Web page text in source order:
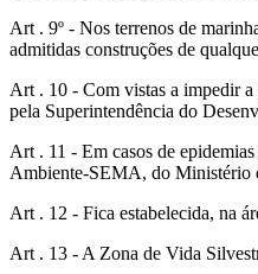
Art . 9º - Nos terrenos de
admitidas construções de
Art . 10 - Com vistas a impedir a
pela Superintendência do
Art . 11 - Em casos de
Ambiente-SEMA, do Ministério
Art . 12 - Fica estabelecida, na
Art . 13 - A Zona de Vida